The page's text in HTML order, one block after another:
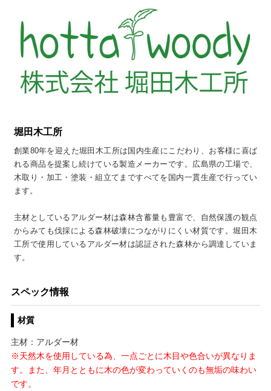
堀田木工所
創業80年を迎えた堀田木工所は国内生産にこだわり、お客様に喜ば
れる商品を提案し続けている製造メーカーです。広島県の工場で、
木取り・加工・塗装・組立てまですべてを国内一貫生産で行ってい
ます。
主材としているアルダー材は森林含蓄量も豊富で、自然保護の観点
からみても伐採による森林破壊につながりにくい材質です。堀田木
工所で使用しているアルダー材は認証された森林から調達していま
す。
スペック情報
材質
主材：アルダー材
※天然木を使用している為、一点ごとに木目や色合いが異なりま
す。また、年月とともに木の色が変わっていくのも無垢の味わい
です。